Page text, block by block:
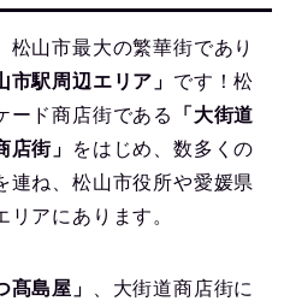
山市最大の繁華街であり
市駅周辺エリア」 です！松
ード商店街である
「大街道
街」
をはじめ、数多くの
連ね、松山市役所や愛媛県
アにあります。
髙島屋」
、大街道商店街に